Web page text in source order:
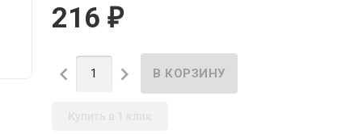
216 ₽
 